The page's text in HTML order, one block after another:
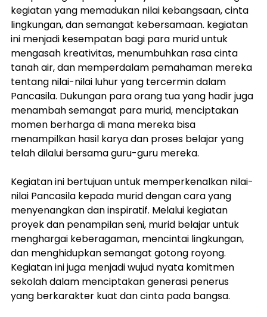
kegiatan yang memadukan nilai kebangsaan, cinta
lingkungan, dan semangat kebersamaan. kegiatan
ini menjadi kesempatan bagi para murid untuk
mengasah kreativitas, menumbuhkan rasa cinta
tanah air, dan memperdalam pemahaman mereka
tentang nilai-nilai luhur yang tercermin dalam
Pancasila. Dukungan para orang tua yang hadir juga
menambah semangat para murid, menciptakan
momen berharga di mana mereka bisa
menampilkan hasil karya dan proses belajar yang
telah dilalui bersama guru-guru mereka.
Kegiatan ini bertujuan untuk memperkenalkan nilai-
nilai Pancasila kepada murid dengan cara yang
menyenangkan dan inspiratif. Melalui kegiatan
proyek dan penampilan seni, murid belajar untuk
menghargai keberagaman, mencintai lingkungan,
dan menghidupkan semangat gotong royong.
Kegiatan ini juga menjadi wujud nyata komitmen
sekolah dalam menciptakan generasi penerus
yang berkarakter kuat dan cinta pada bangsa.